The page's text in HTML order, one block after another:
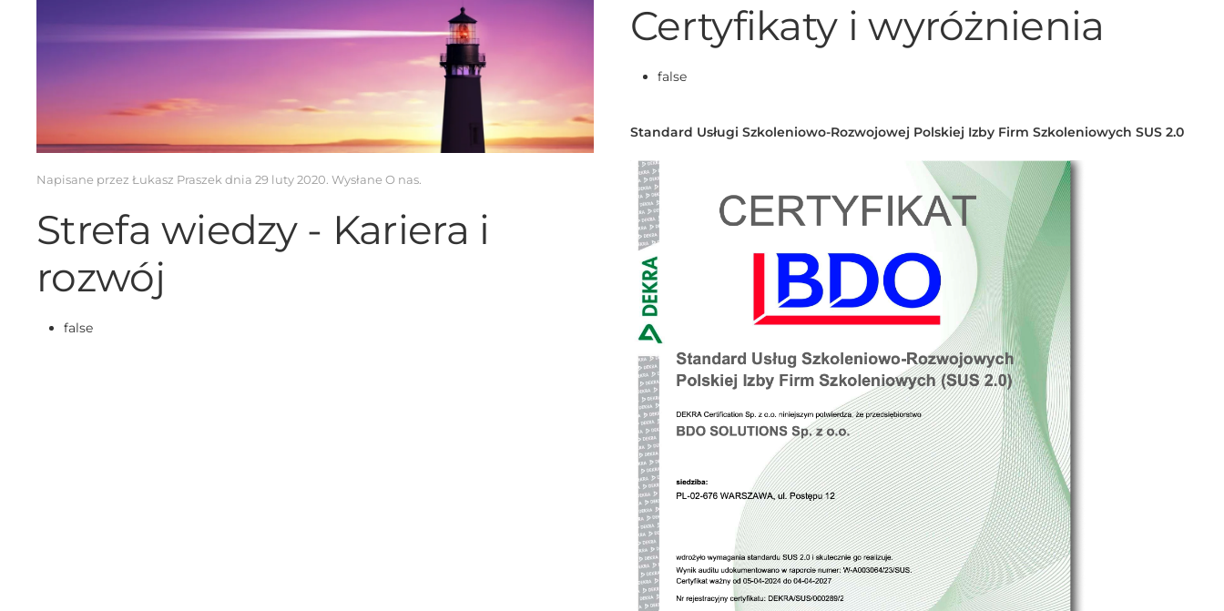
Napisane przez Łukasz Praszek dnia 29 luty 2020. Wysłane O nas.
Strefa wiedzy - Kariera i
rozwój
false
Certyfikaty i wyróżnienia
false
Standard Usługi Szkoleniowo-Rozwojowej Polskiej Izby Firm Szkoleniowych SUS 2.0